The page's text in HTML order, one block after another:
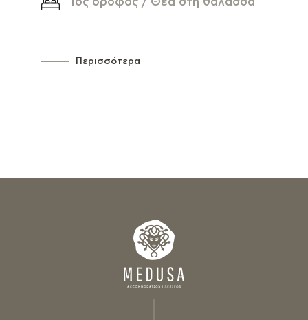
Περισσότερα